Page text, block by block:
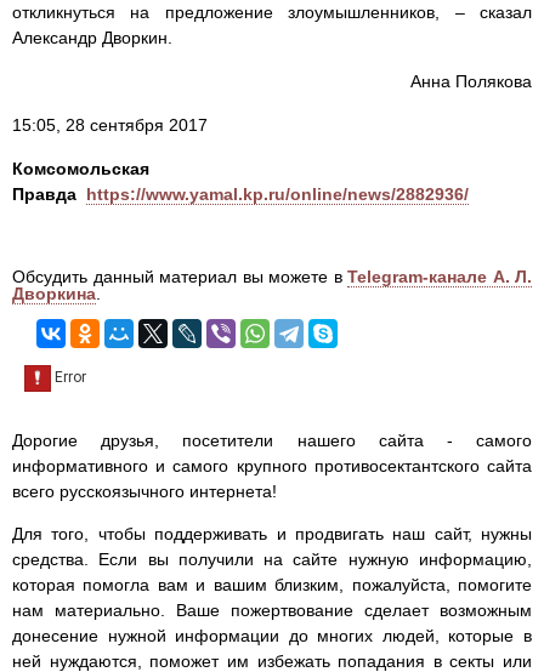
откликнуться на предложение злоумышленников, – сказал
Александр Дворкин.
Анна Полякова
15:05, 28 сентября 2017
Комсомольская
Правда https://www.yamal.kp.ru/online/news/2882936/
Обсудить данный материал вы можете в Telegram-канале А. Л.
Дворкина
Дорогие друзья, посетители нашего сайта - самого
информативного и самого крупного противосектантского сайта
всего русскоязычного интернета!
Для того, чтобы поддерживать и продвигать наш сайт, нужны
средства. Если вы получили на сайте нужную информацию,
которая помогла вам и вашим близким, пожалуйста, помогите
нам материально. Ваше пожертвование сделает возможным
донесение нужной информации до многих людей, которые в
ней нуждаются, поможет им избежать попадания в секты или